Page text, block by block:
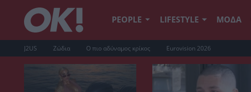
PEOPLE LIFESTYLE ΜΟΔΑ
J2US Ζώδια Ο πιο αδύναμος κρίκος Eurovision 2026